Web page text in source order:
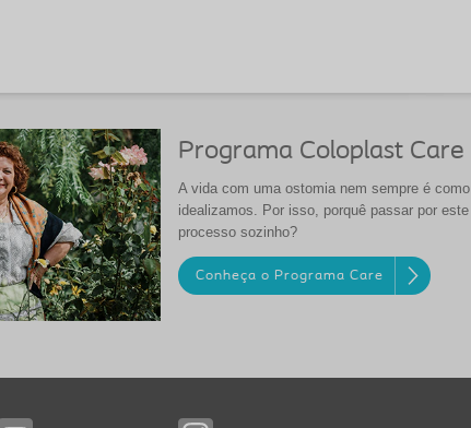
Programa Coloplast Care
A vida com uma ostomia nem sempre é como
idealizamos. Por isso, porquê passar por este
processo sozinho?
Conheça o Programa Care